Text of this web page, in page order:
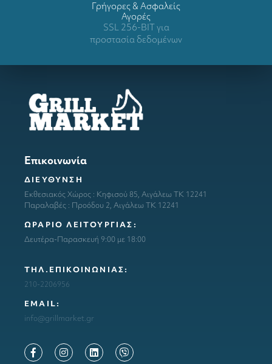
Γρήγορες & Ασφαλείς
Αγορές
SSL 256-BIT για
προστασία δεδομένων
Επικοινωνία
ΔΙΕΥΘΥΝΣΗ
Εκθεσιακός Χώρος : Κηφισού 85, Αιγάλεω ΤΚ 12241
Παραλαβές : Προόδου 2, Αιγάλεω ΤΚ 12241
ΩΡΑΡΙΟ ΛΕΙΤΟΥΡΓΙΑΣ:
Δευτέρα-Παρασκευή 9:00 με 18:00
ΤΗΛ.ΕΠΙΚΟΙΝΩΝΙΑΣ:
210-2206956
ΕΜΑΙL:
info@grillmarket.gr